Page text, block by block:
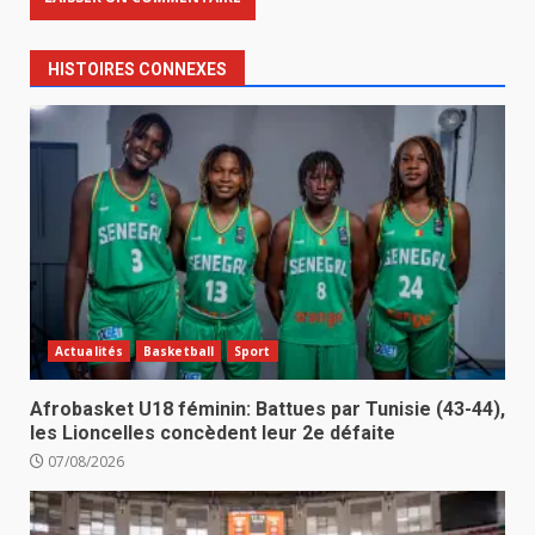
HISTOIRES CONNEXES
Actualités Basketball Sport
Afrobasket U18 féminin: Battues par Tunisie (43-44),
les Lioncelles concèdent leur 2e défaite
07/08/2026